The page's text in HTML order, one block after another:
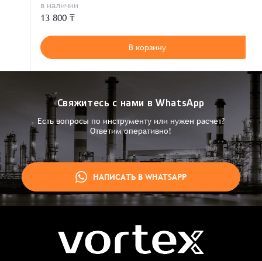
Заказ успешно оформлен
в наличии
13 800 ₸
В корзину
Свяжитесь с нами в WhatsApp
Есть вопросы по инструменту или нужен расчет?
Ответим оперативно!
НАПИСАТЬ В WHATSAPP